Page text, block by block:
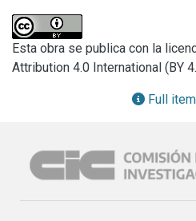
Esta obra se publica con la
Attribution 4.0 International (BY
Full